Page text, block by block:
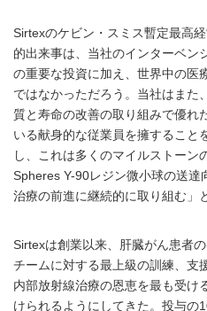
Sirtexのケビン・スミス暫定最高
的出来事は、当社のインターベン
の重要な投資に加え、世界中の医
ではなかっただろう。当社はまた
質と寿命の改善の取り組みで優れ
いる献身的な従業員を擁すること
し、これは多くのマイルストーン
Spheres Y-90レジン微小球の送達
治療の前進に継続的に取り組む」
Sirtexは創業以来、肝臓がん患者
チームに対する最上級の訓練、支
内部放射線治療の恩恵を最も受け
けられるようにしてきた。投与の